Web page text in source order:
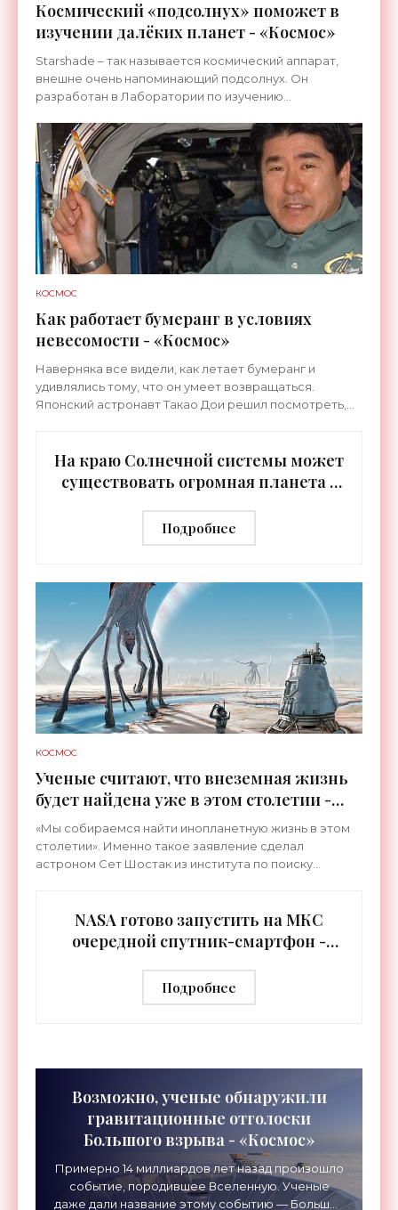
Космический «подсолнух» поможет в
изучении далёких планет - «Космос»
Starshade – так называется космический аппарат,
внешне очень напоминающий подсолнух. Он
разработан в Лаборатории по изучению
участниками проекта являются также
КОСМОС
Как работает бумеранг в условиях
невесомости - «Космос»
Наверняка все видели, как летает бумеранг и
удивлялись тому, что он умеет возвращаться.
Японский астронавт Такао Дои решил посмотреть,
На краю Солнечной системы может
существовать огромная планета -
Подробнее
КОСМОС
Ученые считают, что внеземная жизнь
будет найдена уже в этом столетии -
«Космос»
«Мы собираемся найти инопланетную жизнь в этом
столетии». Именно такое заявление сделал
астроном Сет Шостак из института по поиску
NASA готово запустить на МКС
очередной спутник-смартфон -
Подробнее
Возможно, ученые обнаружили
гравитационные отголоски
Большого взрыва - «Космос»
Примерно 14 миллиардов лет назад произошло
событие, породившее Вселенную. Ученые
даже дали название этому событию — Большой